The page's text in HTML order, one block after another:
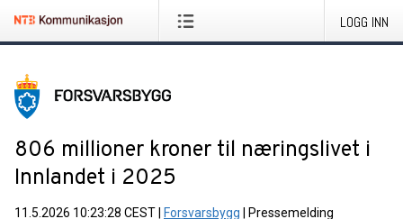
LOGG INN
806 millioner kroner til næringslivet i
Innlandet i 2025
11.5.2026 10:23:28 CEST Forsvarsbygg Pressemelding